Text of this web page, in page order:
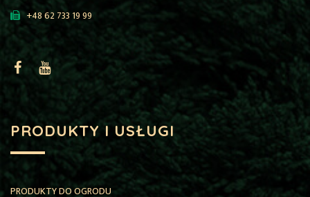
+48 62 733 19 99
PRODUKTY I USŁUGI
PRODUKTY DO OGRODU